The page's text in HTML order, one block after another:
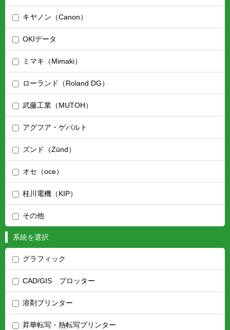
キヤノン（Canon）
OKIデータ
ミマキ（Mimaki）
ローランド（Roland DG）
武藤工業（MUTOH）
アグフア・ゲバルト
ズンド（Zünd）
オセ（oce）
桂川電機（KIP）
その他
系統を選択
グラフィック
CAD/GIS プロッター
溶剤プリンター
昇華転写・熱転写プリンター